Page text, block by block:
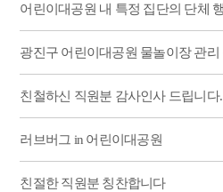
친철하신 직원분 감사인사 드립니다.
러브버그 in 어린이대공원
친절한 직원분 칭찬합니다